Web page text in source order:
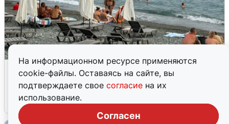
На информационном ресурсе применяются
cookie-файлы. Оставаясь на сайте, вы
подтверждаете свое согласие на их
использование.
Согласен
Жители и туристы Сочи рассказали
об атаке БПЛА 5 августа
5 августа 0